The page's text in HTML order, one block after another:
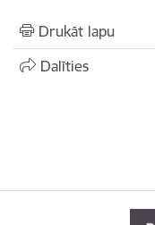
Drukāt lapu
Dalīties